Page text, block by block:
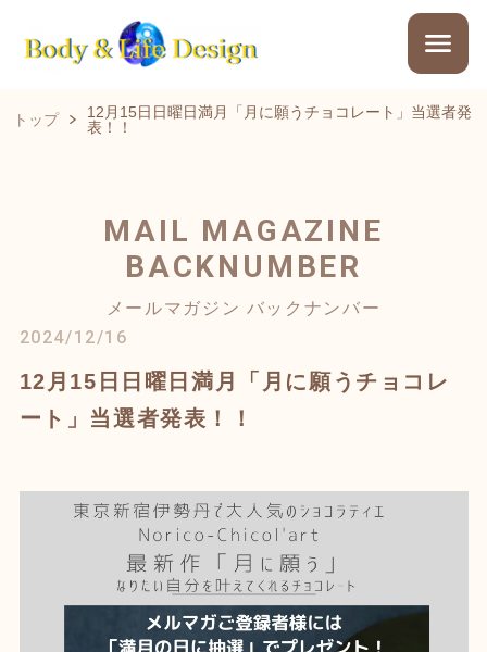
トップ
12月15日日曜日満月「月に願うチョコレート」当選者発
表！！
MAIL MAGAZINE
BACKNUMBER
メールマガジン バックナンバー
2024/12/16
12月15日日曜日満月「月に願うチョコレ
ート」当選者発表！！